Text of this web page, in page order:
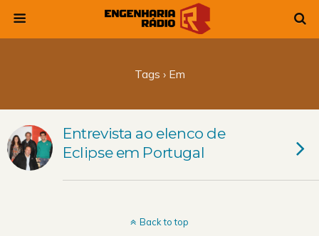
Tags › Em
Entrevista ao elenco de
Eclipse em Portugal
Back to top